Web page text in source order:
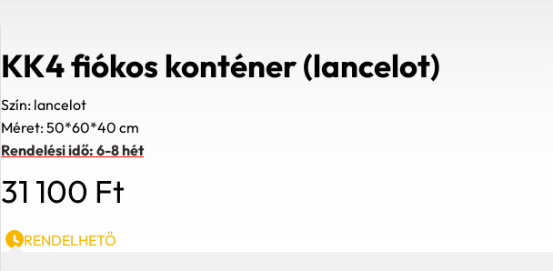
KK4 fiókos konténer (lancelot)
Szín: lancelot
Méret: 50*60*40 cm
Rendelési idő: 6-8 hét
31 100 Ft
RENDELHETŐ